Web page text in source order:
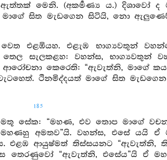
මෙනි. (අකර්‍මණ්‍ය ය.) දිශාවෝ ද
මාගේ සිත මැඩගෙන සිටියි, නො
එළඹියහ. එළැඹ භාග්‍යවතුන්
සැලකළහ: වහන්ස, භාග්‍යවතුන්
කෙරෙති: “ඇවැත්නි, මාගේ
ථිනමිද්දයත් මාගේ සිත
185
සේක: “මහණ, එව තොප මාගේ
අමතව”යි. වහන්ස, එසේ යයි ඒ
එළඹ ආයුෂ්මත් තිස්සයනට “ඇවැත්නි,
“ඇවැත්නි, එසේය”යි ඒ